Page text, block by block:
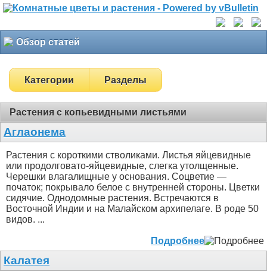
Обзор статей
Категории Разделы
Растения с копьевидными листьями
Аглаонема
Растения с короткими стволиками. Листья яйцевидные
или продолговато-яйцевидные, слегка утолщенные.
Черешки влагалищные у основания. Соцветие —
початок; покрывало белое с внутренней стороны. Цветки
сидячие. Однодомные растения. Встречаются в
Восточной Индии и на Малайском архипелаге. В роде 50
видов. ...
Подробнее
Калатея